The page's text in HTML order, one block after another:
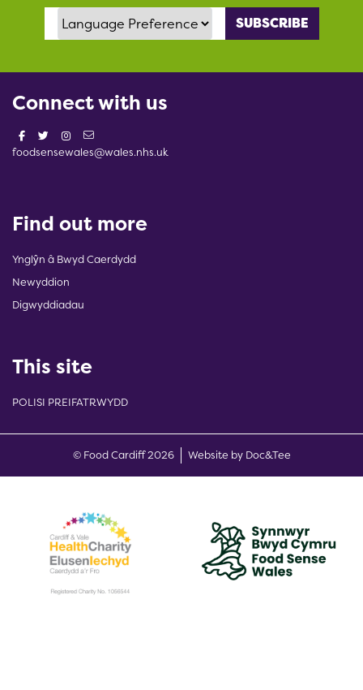
Language Preference
Connect with us
foodsensewales@wales.nhs.uk
Find out more
Ynglŷn â Bwyd Caerdydd
Newyddion
Digwyddiadau
This site
POLISI PREIFATRWYDD
© Food Cardiff 2026 Website by Doc&Tee(opens new